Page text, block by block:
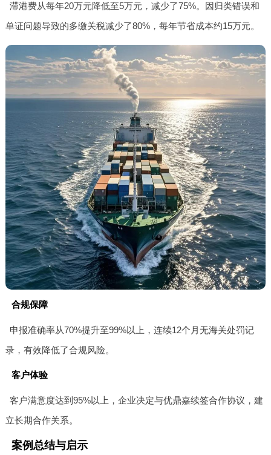
滞港费从每年20万元降低至5万元，减少了75%。因归类错误和
单证问题导致的多缴关税减少了80%，每年节省成本约15万元。
合规保障
申报准确率从70%提升至99%以上，连续12个月无海关处罚记
录，有效降低了合规风险。
客户体验
客户满意度达到95%以上，企业决定与优鼎嘉续签合作协议，建
立长期合作关系。
案例总结与启示